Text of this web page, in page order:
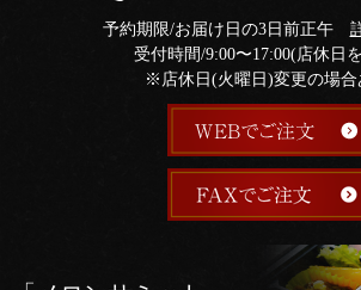
予約期限/お届け日の3日前正午
受付時間/9:00〜17:00(店休日
※店休日(火曜日)変更の場合